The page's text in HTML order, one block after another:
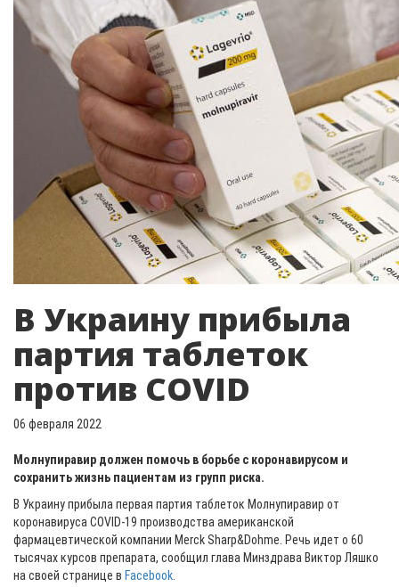
В Украину прибыла
партия таблеток
против COVID
06 февраля 2022
Молнупиравир должен помочь в борьбе с коронавирусом и
сохранить жизнь пациентам из групп риска.
В Украину прибыла первая партия таблеток Молнупиравир от
коронавируса COVID-19 производства американской
фармацевтической компании Merck Sharp&Dohme. Речь идет о 60
тысячах курсов препарата, сообщил глава Минздрава Виктор Ляшко
на своей странице в Facebook